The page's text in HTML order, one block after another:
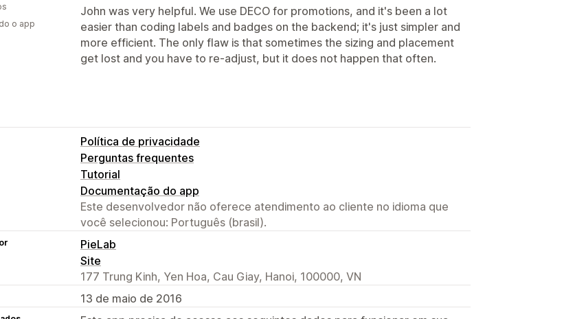
John was very helpful. We use DECO for promotions, and it's been a lot
easier than coding labels and badges on the backend; it's just simpler and
more efficient. The only flaw is that sometimes the sizing and placement
get lost and you have to re-adjust, but it does not happen that often.
o app
Política de privacidade
Perguntas frequentes
Tutorial
Documentação do app
Este desenvolvedor não oferece atendimento ao cliente no idioma que
você selecionou: Português (brasil).
PieLab
Site
177 Trung Kinh, Yen Hoa, Cau Giay, Hanoi, 100000, VN
13 de maio de 2016